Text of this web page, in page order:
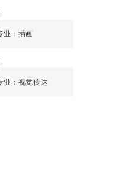
业：插画
业：视觉传达